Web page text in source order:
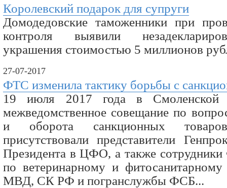
Королевский подарок для супруги
Домодедовские таможенники при
контроля выявили
украшения стоимостью 5 миллионов
27-07-2017
ФТС изменила тактику борьбы с
19 июля 2017 года в Смоленской
межведомственное совещание по
и оборота санкционных
присутствовали представители
Президента в ЦФО, а также
по ветеринарному и
МВД, СК РФ и погранслужбы ФСБ...